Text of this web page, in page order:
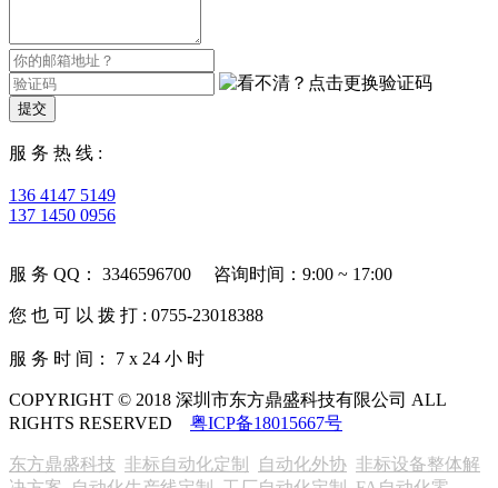
提交
服 务 热 线 :
136 4147 5149
137 1450 0956
服 务 QQ： 3346596700 咨询时间：9:00 ~ 17:00
您 也 可 以 拨 打 : 0755-23018388
服 务 时 间： 7 x 24 小 时
COPYRIGHT © 2018 深圳市东方鼎盛科技有限公司 ALL
RIGHTS RESERVED 粤ICP备18015667号
东方鼎盛科技 非标自动化定制 自动化外协 非标设备整体解